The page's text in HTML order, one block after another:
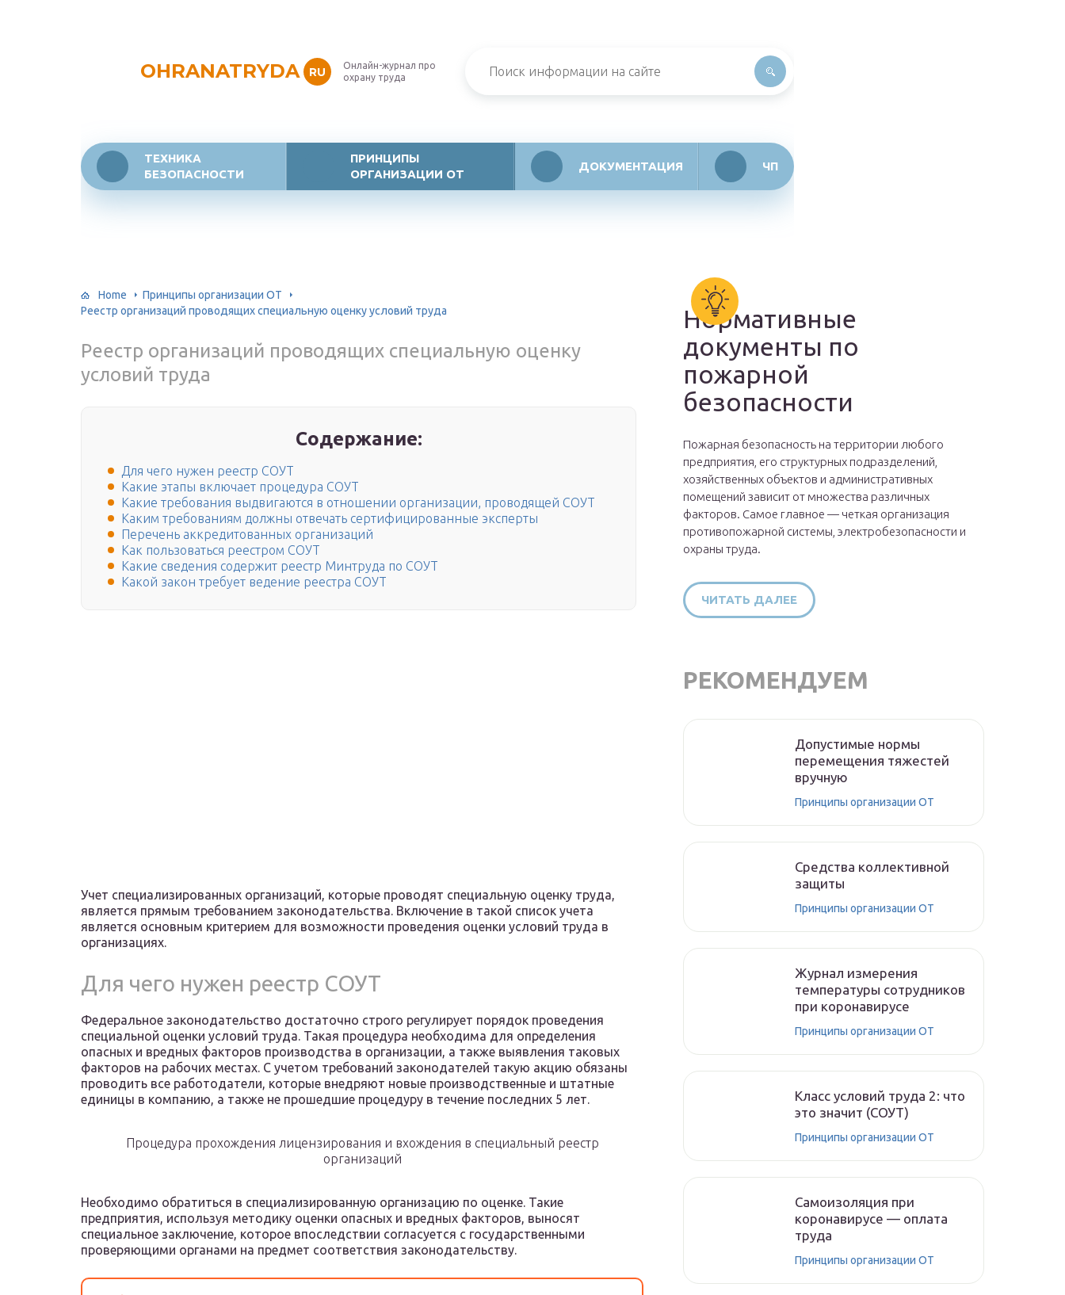
OHRANATRYDA RU
Онлайн-журнал про
охрану труда
ТЕХНИКА
БЕЗОПАСНОСТИ
ПРИНЦИПЫ
ОРГАНИЗАЦИИ ОТ
ДОКУМЕНТАЦИЯ ЧП
Home
Принципы организации ОТ
Реестр организаций проводящих специальную оценку условий труда
Реестр организаций проводящих специальную оценку
условий труда
Содержание:
Для чего нужен реестр СОУТ
Какие этапы включает процедура СОУТ
Какие требования выдвигаются в отношении организации, проводящей СОУТ
Каким требованиям должны отвечать сертифицированные эксперты
Перечень аккредитованных организаций
Как пользоваться реестром СОУТ
Какие сведения содержит реестр Минтруда по СОУТ
Какой закон требует ведение реестра СОУТ
Учет специализированных организаций, которые проводят специальную оценку труда,
является прямым требованием законодательства. Включение в такой список учета
является основным критерием для возможности проведения оценки условий труда в
организациях.
Для чего нужен реестр СОУТ
Федеральное законодательство достаточно строго регулирует порядок проведения
специальной оценки условий труда. Такая процедура необходима для определения
опасных и вредных факторов производства в организации, а также выявления таковых
факторов на рабочих местах. С учетом требований законодателей такую акцию обязаны
проводить все работодатели, которые внедряют новые производственные и штатные
единицы в компанию, а также не прошедшие процедуру в течение последних 5 лет.
Процедура прохождения лицензирования и вхождения в специальный реестр
организаций
Необходимо обратиться в специализированную организацию по оценке. Такие
предприятия, используя методику оценки опасных и вредных факторов, выносят
специальное заключение, которое впоследствии согласуется с государственными
проверяющими органами на предмет соответствия законодательству.
Нормативные
документы по
пожарной
безопасности
Пожарная безопасность на территории любого
предприятия, его структурных подразделений,
хозяйственных объектов и административных
помещений зависит от множества различных
факторов. Самое главное — четкая организация
противопожарной системы, электробезопасности и
охраны труда.
ЧИТАТЬ ДАЛЕЕ
РЕКОМЕНДУЕМ
Допустимые нормы
перемещения тяжестей
вручную
Принципы организации ОТ
Средства коллективной
защиты
Принципы организации ОТ
Журнал измерения
температуры сотрудников
при коронавирусе
Принципы организации ОТ
Класс условий труда 2: что
это значит (СОУТ)
Принципы организации ОТ
Самоизоляция при
коронавирусе — оплата
труда
Принципы организации ОТ